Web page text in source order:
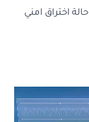
في عام 2019 تم التبليغ عن اكثر من 3800 حالة اختراق امني